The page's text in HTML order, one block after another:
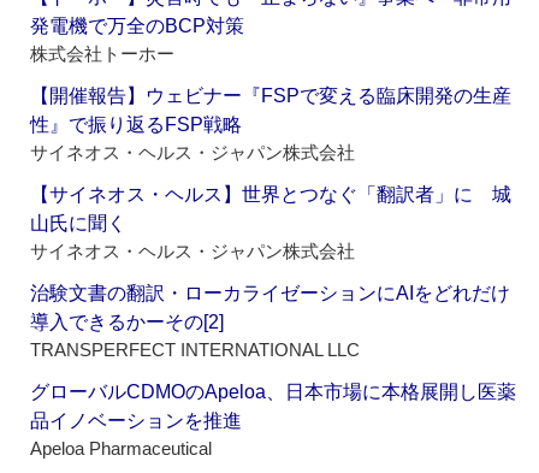
発電機で万全のBCP対策
株式会社トーホー
【開催報告】ウェビナー『FSPで変える臨床開発の生産
性』で振り返るFSP戦略
サイネオス・ヘルス・ジャパン株式会社
【サイネオス・ヘルス】世界とつなぐ「翻訳者」に 城
山氏に聞く
サイネオス・ヘルス・ジャパン株式会社
治験文書の翻訳・ローカライゼーションにAIをどれだけ
導入できるかーその[2]
TRANSPERFECT INTERNATIONAL LLC
グローバルCDMOのApeloa、日本市場に本格展開し医薬
品イノベーションを推進
Apeloa Pharmaceutical